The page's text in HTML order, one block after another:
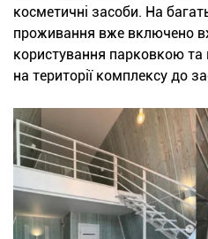
косметичні засоби. На
проживання вже включено
користування парковкою та
на території комплексу до